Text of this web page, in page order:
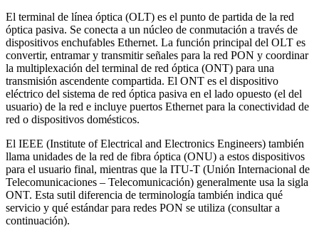
El terminal de línea óptica (OLT) es el punto de partida de la red
óptica pasiva. Se conecta a un núcleo de conmutación a través de
dispositivos enchufables Ethernet. La función principal del OLT es
convertir, entramar y transmitir señales para la red PON y coordinar
la multiplexación del terminal de red óptica (ONT) para una
transmisión ascendente compartida. El ONT es el dispositivo
eléctrico del sistema de red óptica pasiva en el lado opuesto (el del
usuario) de la red e incluye puertos Ethernet para la conectividad de
red o dispositivos domésticos.
El IEEE (Institute of Electrical and Electronics Engineers) también
llama unidades de la red de fibra óptica (ONU) a estos dispositivos
para el usuario final, mientras que la ITU-T (Unión Internacional de
Telecomunicaciones – Telecomunicación) generalmente usa la sigla
ONT. Esta sutil diferencia de terminología también indica qué
servicio y qué estándar para redes PON se utiliza (consultar a
continuación).